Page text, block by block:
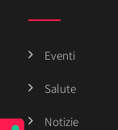
Eventi
Salute
Notizie